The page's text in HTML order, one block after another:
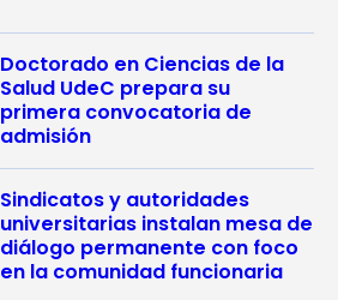
Doctorado en Ciencias de la
Salud UdeC prepara su
primera convocatoria de
admisión
Sindicatos y autoridades
universitarias instalan mesa de
diálogo permanente con foco
en la comunidad funcionaria